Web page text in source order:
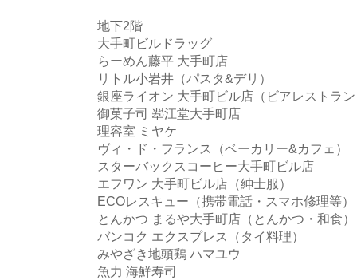
地下2階
大手町ビルドラッグ
らーめん藤平 大手町店
リトル小岩井（パスタ&デリ）
銀座ライオン 大手町ビル店（ビアレストラ
御菓子司 翆江堂大手町店
理容室 ミヤケ
ヴィ・ド・フランス（ベーカリー&カフェ）
スターバックスコーヒー大手町ビル店
エフワン 大手町ビル店（紳士服）
ECOレスキュー（携帯電話・スマホ修理等）
とんかつ まるや大手町店（とんかつ・和食）
バンコク エクスプレス（タイ料理）
みやざき地頭鶏 ハマユウ
魚力 海鮮寿司